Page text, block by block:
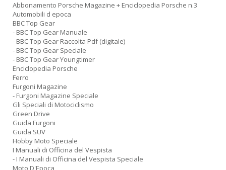
Abbonamento Porsche Magazine + Enciclopedia Porsche n.3
Automobili d epoca
BBC Top Gear
- BBC Top Gear Manuale
- BBC Top Gear Raccolta Pdf (digitale)
- BBC Top Gear Speciale
- BBC Top Gear Youngtimer
Enciclopedia Porsche
Ferro
Furgoni Magazine
- Furgoni Magazine Speciale
Gli Speciali di Motociclismo
Green Drive
Guida Furgoni
Guida SUV
Hobby Moto Speciale
I Manuali di Officina del Vespista
- I Manuali di Officina del Vespista Speciale
Moto D'Epoca